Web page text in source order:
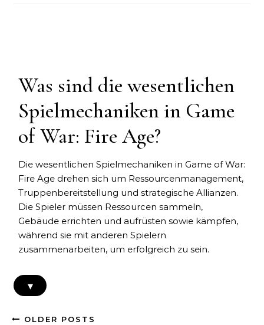
Was sind die wesentlichen
Spielmechaniken in Game
of War: Fire Age?
Die wesentlichen Spielmechaniken in Game of War:
Fire Age drehen sich um Ressourcenmanagement,
Truppenbereitstellung und strategische Allianzen.
Die Spieler müssen Ressourcen sammeln,
Gebäude errichten und aufrüsten sowie kämpfen,
während sie mit anderen Spielern
zusammenarbeiten, um erfolgreich zu sein.
▾
OLDER POSTS